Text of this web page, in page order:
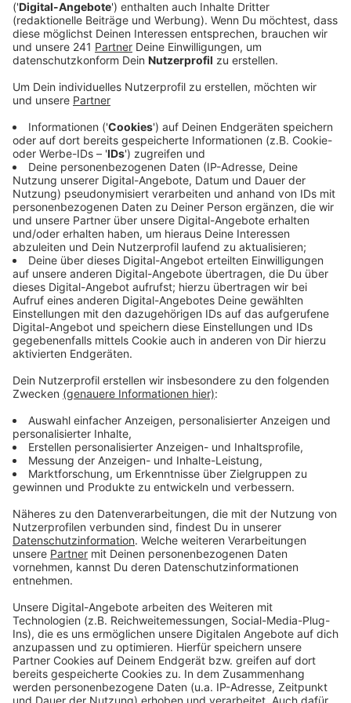
Anzeige
Drohneneinsatz zur Rettung von Rehkitzen
Anzeige
Die Leverkusener Jägerschaft setzt vier Drohnen mit
Wärmebildkameras ein, um Rehkitze in den Feldern zu
finden und zu retten. Die Drohnen fliegen über die
Felder, bevor diese gemäht werden, und helfen, die
Kitze in Sicherheit zu bringen. Der Ablauf wird am
Samstag in Leverkusen-Neuboddenberg getestet, um
dann für die Sommersaison bereit zu sein.
Anzeige
Mehr Nachrichten aus Leverkusen
Anzeige
Bergischer Fahrradbus ab Leverkusen fährt wieder
Fit in Deutsch: Erfolgreicher Kurs in Leverkusen